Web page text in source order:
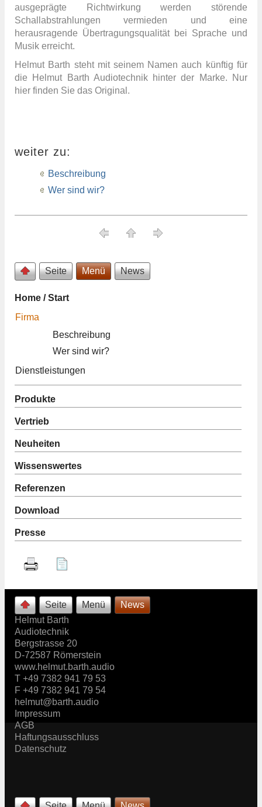
ausgeprägte Richtwirkung werden störende
Schallabstrahlungen vermieden und eine
herausragende Übertragungsqualität bei Sprache und
Musik erreicht.
Helmut Barth steht mit seinem Namen auch künftig für
die Helmut Barth Audiotechnik hinter der Marke. Nur
hier finden Sie das Original.
weiter zu:
Beschreibung
Wer sind wir?
Seite Menü News
Home / Start
Firma
Beschreibung
Wer sind wir?
Dienstleistungen
Produkte
Vertrieb
Neuheiten
Wissenswertes
Referenzen
Download
Presse
Seite Menü
News
Helmut Barth
Audiotechnik
Bergstrasse 20
D-72587 Römerstein
www.helmut.barth.audio
T +49 7382 941 79 53
F +49 7382 941 79 54
helmut@barth.audio
Impressum
AGB
Haftungsausschluss
Datenschutz